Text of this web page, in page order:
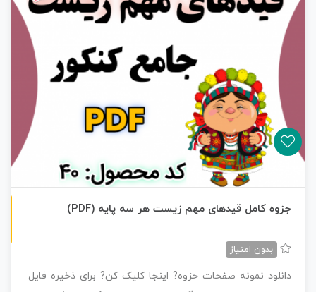
جزوه کامل قیدهای مهم زیست هر سه پایه (PDF)
بدون امتیاز
دانلود نمونه صفحات حزوه? اینجا کلیک کن? برای ذخیره فایل